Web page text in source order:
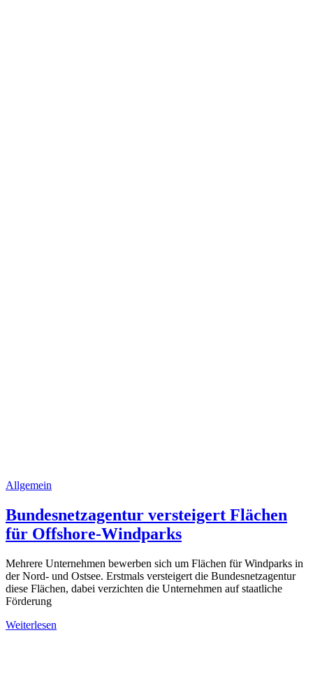
Allgemein
Bundesnetzagentur versteigert Flächen
für Offshore-Windparks
Mehrere Unternehmen bewerben sich um Flächen für Windparks in
der Nord- und Ostsee. Erstmals versteigert die Bundesnetzagentur
diese Flächen, dabei verzichten die Unternehmen auf staatliche
Förderung
Weiterlesen